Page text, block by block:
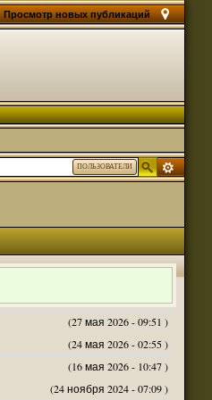
Просмотр новых публикаций
ПОЛЬЗОВАТЕЛИ
(27 мая 2026 - 09:51 )
(24 мая 2026 - 02:55 )
(16 мая 2026 - 10:47 )
(24 ноября 2024 - 07:09 )